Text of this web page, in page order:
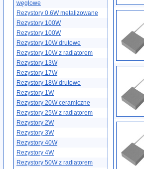
węglowe
Rezystory 0.6W metalizowane
Rezystory 100W
Rezystory 100W
Rezystory 10W drutowe
Rezystory 10W z radiatorem
Rezystory 13W
Rezystory 17W
Rezystory 18W drutowe
Rezystory 1W
Rezystory 20W ceramiczne
Rezystory 25W z radiatorem
Rezystory 2W
Rezystory 3W
Rezystory 40W
Rezystory 4W
Rezystory 50W z radiatorem